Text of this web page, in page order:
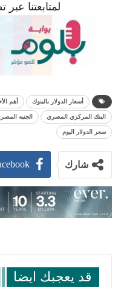
لمتابعتنا
أسعار الدولار بالبنوك أهم
البنك المركزي المصري الجنيه
سعر الدولار اليوم
شارك
قد يعجبك ايضا